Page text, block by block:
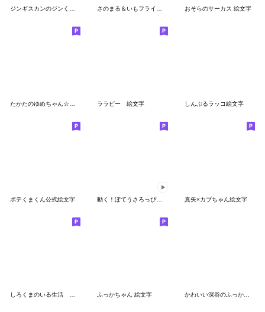
おそらのサーカス 絵文字
たかたのゆめちゃん☆めんこい絵文字 ララピー 絵文字 しんぷるラッコ絵文字
ポテくまくん公式絵文字 動く！ぽてうさろっぴー絵文字 真矢×カブちゃん絵文字
ふっかちゃん 絵文字 かわいい深谷のふっかちゃん絵文字